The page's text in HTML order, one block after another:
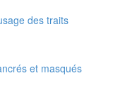
des traits
et masqués